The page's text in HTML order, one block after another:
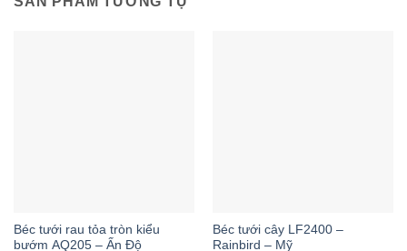
Béc tưới rau tỏa tròn kiểu
bướm AQ205 – Ấn Độ
Béc tưới cây LF2400 –
Rainbird – Mỹ